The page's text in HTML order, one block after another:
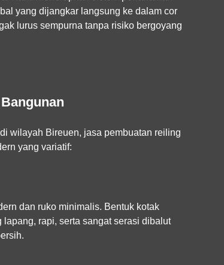
yang dijangkar langsung ke dalam cor
lurus sempurna tanpa risiko bergoyang
wilayah Bireuen, jasa pembuatan reiling
yang variatif:
dan ruko minimalis. Bentuk kotak
rapi, serta sangat serasi dibalut